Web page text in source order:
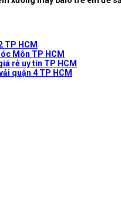
TP HCM
Môn TP HCM
rẻ uy tín TP HCM
quận 4 TP HCM